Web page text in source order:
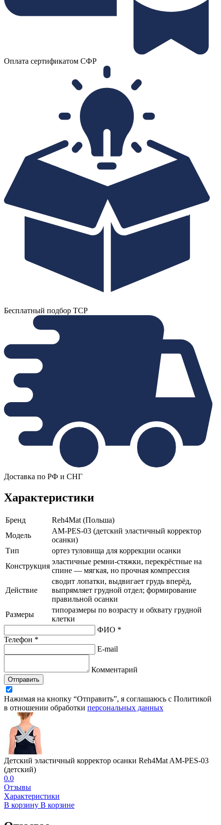
Оплата сертификатом СФР
Бесплатный подбор ТСР
Доставка по РФ и СНГ
Характеристики
Бренд
Reh4Mat (Польша)
Модель
AM-PES-03 (детский эластичный корректор
осанки)
Тип
ортез туловища для коррекции осанки
Конструкция
эластичные ремни-стяжки, перекрёстные на
спине — мягкая, но прочная компрессия
Действие
сводит лопатки, выдвигает грудь вперёд,
выпрямляет грудной отдел; формирование
правильной осанки
Размеры
типоразмеры по возрасту и обхвату грудной
клетки
ФИО *
Телефон *
E-mail
Комментарий
Отправить
Нажимая на кнопку “Отправить”, я соглашаюсь с Политикой
в отношении обработки персональных данных
Детский эластичный корректор осанки Reh4Mat AM-PES-03
(детский)
0.0
Отзывы
Характеристики
В корзину В корзине